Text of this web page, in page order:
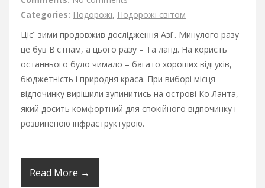
Categories: Подорожі, Подорожі світом
Цієї зими продовжив дослідження Азії. Минулого разу
це був В'єтнам, а цього разу – Таїланд. На користь
останнього було чимало – багато хороших відгуків,
бюджетність і природня краса. При виборі місця
відпочинку вирішили зупинитись на острові Ко Ланта,
який досить комфортний для спокійного відпочинку і
розвиненою інфраструктурою.
Read More →